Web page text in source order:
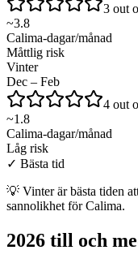
3 out
~3.8
Calima-dagar/månad
Måttlig risk
Vinter
Dec – Feb
4 out
~1.8
Calima-dagar/månad
Låg risk
✓ Bästa tid
💡 Vinter är bästa tiden
sannolikhet för Calima.
2026 till och